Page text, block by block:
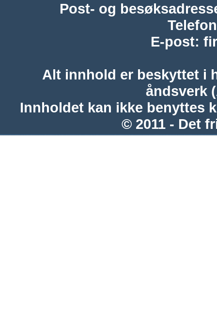
Post- og
Telefon
E-post:
Alt innhold er beskyttet i
åndsverk
Innholdet kan ikke benyttes
© 2011 - Det